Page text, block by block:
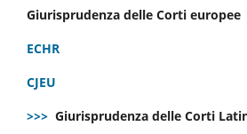
Giurisprudenza delle Corti europee
ECHR
CJEU
>>> Giurisprudenza delle Corti